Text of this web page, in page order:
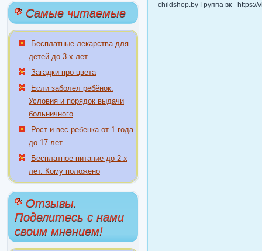
Самые читаемые
Бесплатные лекарства для
детей до 3-х лет
Загадки про цвета
Если заболел ребёнок.
Условия и порядок выдачи
больничного
Рост и вес ребенка от 1 года
до 17 лет
Бесплатное питание до 2-х
лет. Кому положено
Отзывы.
Поделитесь с нами
своим мнением!
- childshop.by Группа вк -